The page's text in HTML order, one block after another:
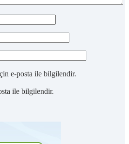
e-posta ile bilgilendir.
ile bilgilendir.